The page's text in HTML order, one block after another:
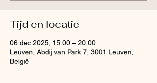
Tijd en locatie
06 dec 2025, 15:00 – 20:00
Leuven, Abdij van Park 7, 3001 Leuven,
België